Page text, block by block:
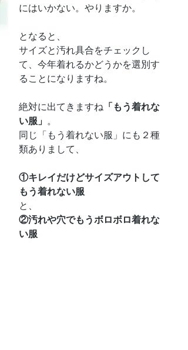
にはいかない。やりますか。
となると、
サイズと汚れ具合をチェックし
て、今年着れるかどうかを選別す
ることになりますね。
絶対に出てきますね 「もう着れな
い服」 。
同じ「もう着れない服」にも２種
類ありまして、
①キレイだけどサイズアウトして
もう着れない服
と、
②汚れや穴でもうボロボロ着れな
い服